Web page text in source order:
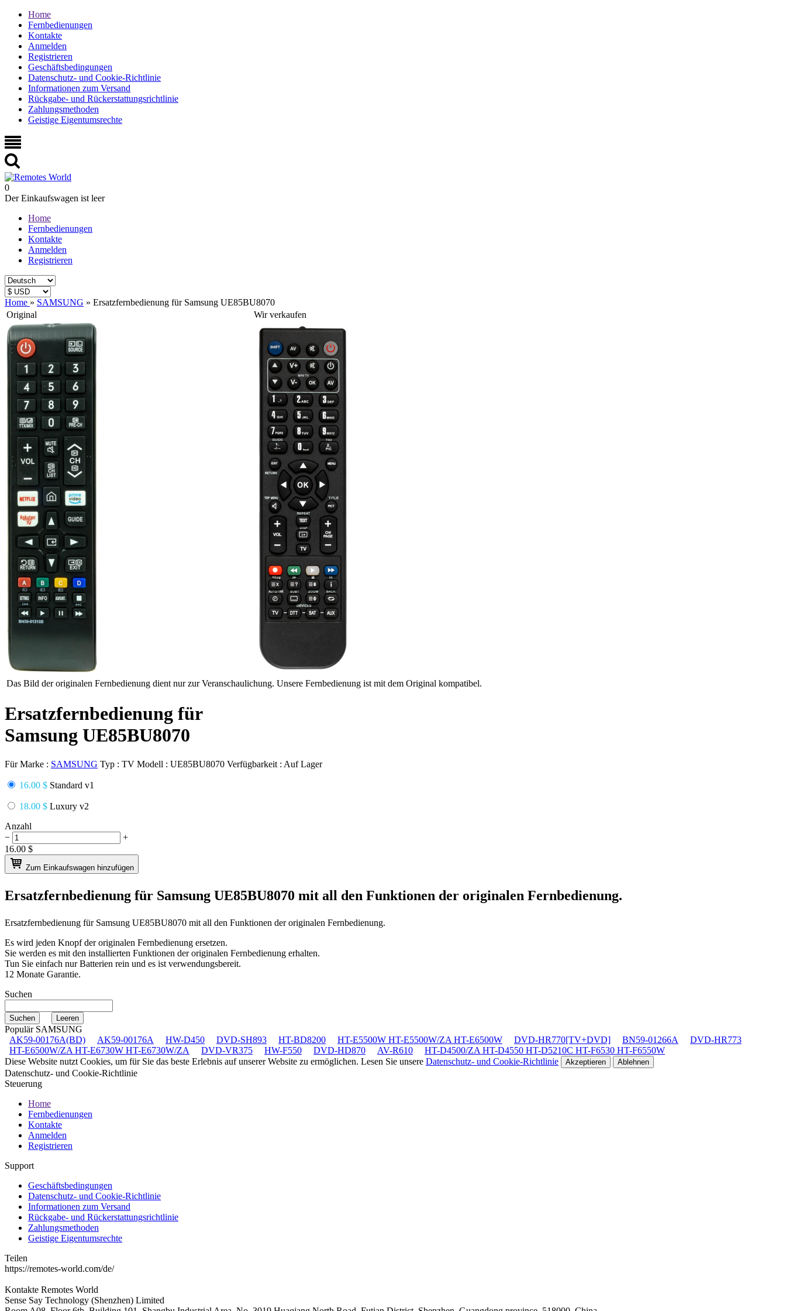
Home
Fernbedienungen
Kontakte
Anmelden
Registrieren
Geschäftsbedingungen
Datenschutz- und Cookie-Richtlinie
Informationen zum Versand
Rückgabe- und Rückerstattungsrichtlinie
Zahlungsmethoden
Geistige Eigentumsrechte
0
Der Einkaufswagen ist leer
Home
Fernbedienungen
Kontakte
Anmelden
Registrieren
Home » SAMSUNG » Ersatzfernbedienung für Samsung UE85BU8070
Original
Wir verkaufen
Das Bild der originalen Fernbedienung dient nur zur Veranschaulichung. Unsere Fernbedienung ist mit dem Original kompatibel.
Ersatzfernbedienung für
Samsung UE85BU8070
Für Marke : SAMSUNG Typ : TV Modell : UE85BU8070 Verfügbarkeit : Auf Lager
16.00 $ Standard v1
18.00 $ Luxury v2
Anzahl
−
+
16.00 $
Zum Einkaufswagen hinzufügen
Ersatzfernbedienung für Samsung UE85BU8070 mit all den Funktionen der originalen Fernbedienung.
Ersatzfernbedienung fürSamsung UE85BU8070 mit all den Funktionen der originalen Fernbedienung.
Es wird jeden Knopf der originalen Fernbedienung ersetzen.
Sie werden es mit den installierten Funktionen der originalen Fernbedienung erhalten.
Tun Sie einfach nur Batterien rein und es ist verwendungsbereit.
12 Monate Garantie.
Suchen
Populär SAMSUNG
AK59-00176A(BD)
AK59-00176A HW-D450 DVD-SH893 HT-BD8200 HT-E5500W HT-E5500W/ZA HT-E6500W DVD-HR770[TV+DVD] BN59-01266A
DVD-HR773
HT-E6500W/ZA HT-E6730W HT-E6730W/ZA
DVD-VR375 HW-F550 DVD-HD870 AV-R610
HT-D4500/ZA HT-D4550 HT-D5210C HT-F6530 HT-F6550W
Diese Website nutzt Cookies, um für Sie das beste Erlebnis auf unserer Website zu ermöglichen. Lesen Sie unsere Datenschutz- und Cookie-Richtlinie Akzeptieren Ablehnen
Datenschutz- und Cookie-Richtlinie
Steuerung
Home
Fernbedienungen
Kontakte
Anmelden
Registrieren
Support
Geschäftsbedingungen
Datenschutz- und Cookie-Richtlinie
Informationen zum Versand
Rückgabe- und Rückerstattungsrichtlinie
Zahlungsmethoden
Geistige Eigentumsrechte
Teilen
https://remotes-world.com/de/
Kontakte Remotes World
Sense Say Technology (Shenzhen) Limited